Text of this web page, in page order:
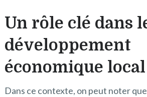
Un rôle clé dans
développement
économique local
Dans ce contexte, on peut noter que